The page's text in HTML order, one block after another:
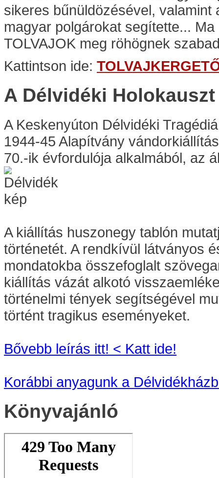
sikeres bűnüldözésével,
magyar polgárokat segítette...
TOLVAJOK meg röhögnek
Kattintson ide:
A Délvidéki
A Keskenyúton Délvidéki
1944-45 Alapítvány
70.-ik évfordulója alkalmából, az
A kiállítás huszonegy tablón
történetét. A rendkívül látványos
mondatokba összefoglalt
kiállítás vázát alkotó
történelmi tények segítségével
történt tragikus eseményeket.
Bővebb leírás itt! < Katt ide!
Korábbi anyagunk a
Könyvajánló